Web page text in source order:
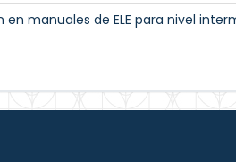
en manuales de ELE para nivel